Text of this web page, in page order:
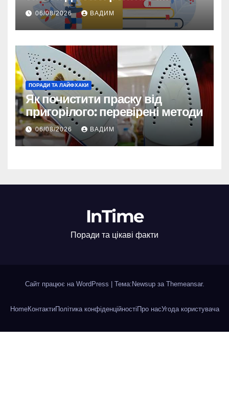
реальність
06/08/2026 ВАДИМ
ПОРАДИ ТА ЛАЙФХАКИ
Як почистити праску від
пригорілого: перевірені методи
06/08/2026 ВАДИМ
InTime
Поради та цікаві факти
Сайт працює на WordPress Тема:Newsup за Themeansar.
HomeКонтактиПолітика конфіденційностіПро насУгода користувача